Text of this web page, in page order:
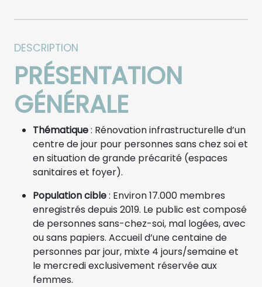
DESCRIPTION
PRÉSENTATION
GÉNÉRALE
Thématique: Rénovation infrastructurelle d’un
centre de jour pour personnes sans chez soi et
en situation de grande précarité (espaces
sanitaires et foyer).
Population cible: Environ 17.000 membres
enregistrés depuis 2019. Le public est composé
de personnes sans-chez-soi, mal logées, avec
ou sans papiers. Accueil d’une centaine de
personnes par jour, mixte 4 jours/semaine et
le mercredi exclusivement réservée aux
femmes.